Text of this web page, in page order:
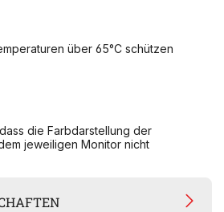
über 65°C schützen
die Farbdarstellung der
jeweiligen Monitor nicht